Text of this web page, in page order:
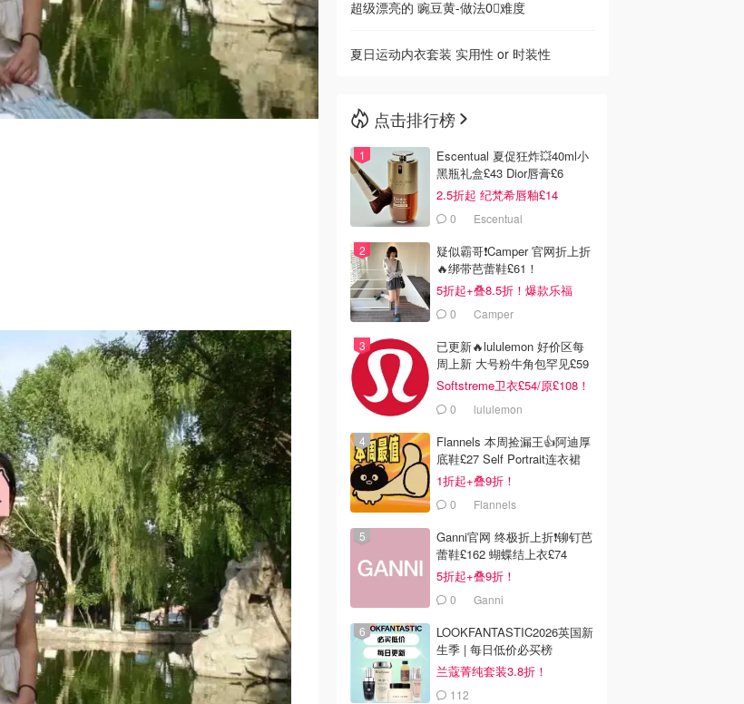
超级漂亮的 豌豆黄-做法0⃣️难度
夏日运动内衣套装 实用性 or 时装性
点击排行榜
Escentual 夏促狂炸💥40ml小
黑瓶礼盒£43 Dior唇膏£6
2.5折起 纪梵希唇釉£14
0 Escentual
疑似霸哥❗️Camper 官网折上折
🔥绑带芭蕾鞋£61！
5折起+叠8.5折！爆款乐福
£68！
0 Camper
已更新🔥lululemon 好价区每
周上新 大号粉牛角包罕见£59
Softstreme卫衣£54/原£108！
0 lululemon
Flannels 本周捡漏王👍阿迪厚
底鞋£27 Self Portrait连衣裙
£63
1折起+叠9折！
0 Flannels
Ganni官网 终极折上折❗️铆钉芭
蕾鞋£162 蝴蝶结上衣£74
5折起+叠9折！
0 Ganni
LOOKFANTASTIC2026英国新
生季 | 每日低价必买榜
兰蔻菁纯套装3.8折！
112